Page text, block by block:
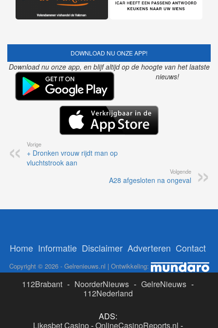
DOWNLOAD NU ONZE APP!
Download nu onze app, en blijf altijd op de hoogte van het laatste
nieuws!
Vorige
+ Dronken vrouw rijdt man op
vluchtstrook aan
Volgende
A28 afgesloten na ongeval
Home Informatie Disclaimer Adverteren Contact
Copyright © 2026 - Gelrenieuws.nl | Ontwikkeling:
112Brabant - NoorderNieuws - GelreNieuws -
112Nederland
ADS:
Likesbet Casino -OnlineCasinoReports.nl -